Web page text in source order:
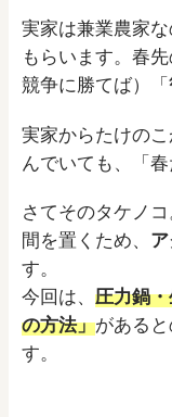
実家は兼業農家
もらいます。春
競争に勝てば）「
実家からたけの
んでいても、「
さてそのタケノ
間を置くため、
す。
今回は、 圧力鍋
の方法」がある
す。